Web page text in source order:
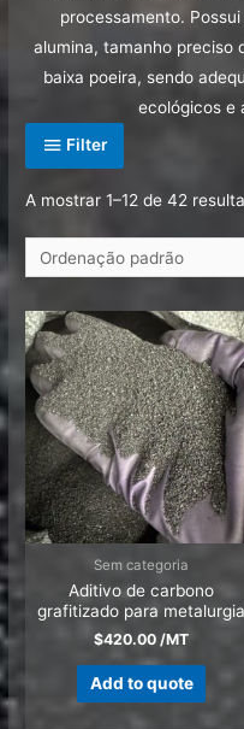
processamento.
alumina, tamanho preciso
baixa poeira, sendo
ecológicos e
Filter
A mostrar 1–12 de 42
Sem categoria
Aditivo de carbono
grafitizado para metalurgia
$420.00 /MT
Add to quote